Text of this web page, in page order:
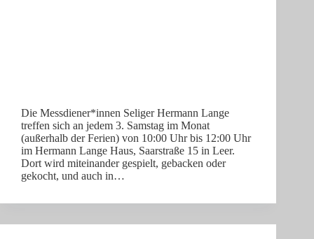
Die Messdiener*innen Seliger Hermann Lange
treffen sich an jedem 3. Samstag im Monat
(außerhalb der Ferien) von 10:00 Uhr bis 12:00 Uhr
im Hermann Lange Haus, Saarstraße 15 in Leer.
Dort wird miteinander gespielt, gebacken oder
gekocht, und auch in…